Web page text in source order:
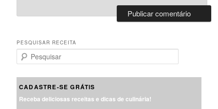
PESQUISAR RECEITA
e
uCADASTRE-SE GRÁTIS
Receba deliciosas receitas e dicas de culinária!